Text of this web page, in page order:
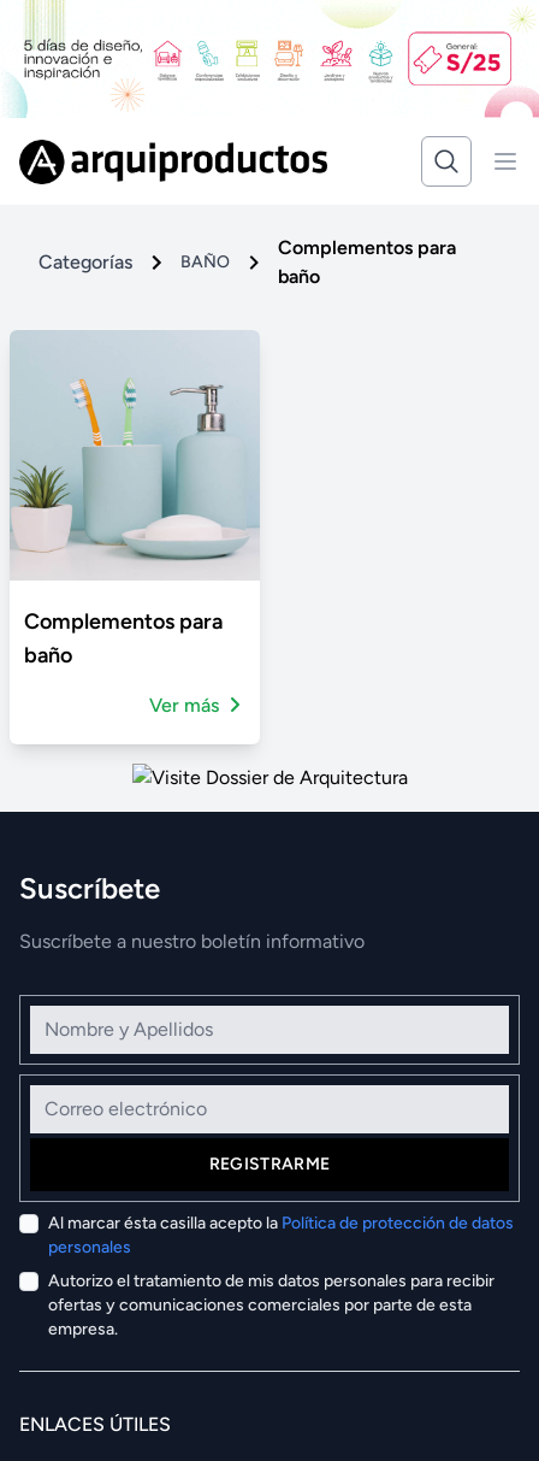
Categorías BAÑO
Complementos para
baño
Complementos para
baño
Ver más
Suscríbete
Suscríbete a nuestro boletín informativo
Nombre y Apellidos
Correo electrónico
REGISTRARME
Al marcar ésta casilla acepto la Política de protección de datos
personales
Autorizo el tratamiento de mis datos personales para recibir
ofertas y comunicaciones comerciales por parte de esta
empresa.
ENLACES ÚTILES